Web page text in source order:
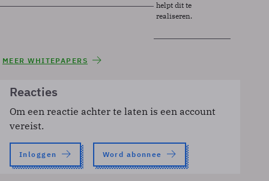
helpt dit te
realiseren.
MEER WHITEPAPERS
Reacties
Om een reactie achter te laten is een account
vereist.
Inloggen Word abonnee